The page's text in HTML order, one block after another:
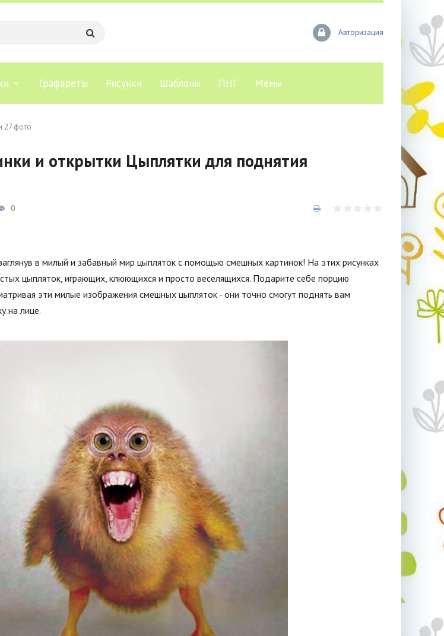
Авторизация
Трафареты Рисунки Шаблоны ПНГ Мемы
27 фото
и открытки Цыплятки для поднятия
0
в милый и забавный мир цыпляток с помощью смешных картинок! На этих рисунках
цыпляток, играющих, клюющихся и просто веселящихся. Подарите себе порцию
эти милые изображения смешных цыпляток - они точно смогут поднять вам
на лице.